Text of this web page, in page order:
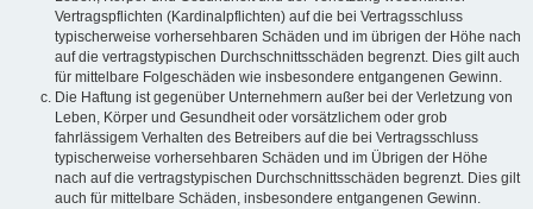
Vertragspflichten (Kardinalpflichten) auf die bei Vertragsschluss
typischerweise vorhersehbaren Schäden und im übrigen der Höhe nach
auf die vertragstypischen Durchschnittsschäden begrenzt. Dies gilt auch
für mittelbare Folgeschäden wie insbesondere entgangenen Gewinn.
Die Haftung ist gegenüber Unternehmern außer bei der Verletzung von
Leben, Körper und Gesundheit oder vorsätzlichem oder grob
fahrlässigem Verhalten des Betreibers auf die bei Vertragsschluss
typischerweise vorhersehbaren Schäden und im Übrigen der Höhe
nach auf die vertragstypischen Durchschnittsschäden begrenzt. Dies gilt
auch für mittelbare Schäden, insbesondere entgangenen Gewinn.